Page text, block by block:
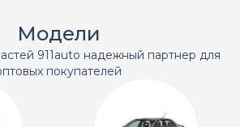
Модели
911auto надежный партнер для
покупателей